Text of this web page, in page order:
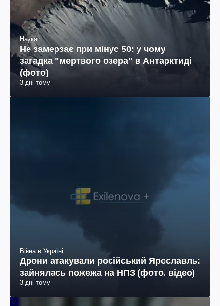
Наука
Не замерзає при мінус 50: у чому
загадка "мертвого озера" в Антарктиді
(фото)
3 дні тому
Війна в Україні
Дрони атакували російський Ярославль:
зайнялась пожежа на НПЗ (фото, відео)
3 дні тому